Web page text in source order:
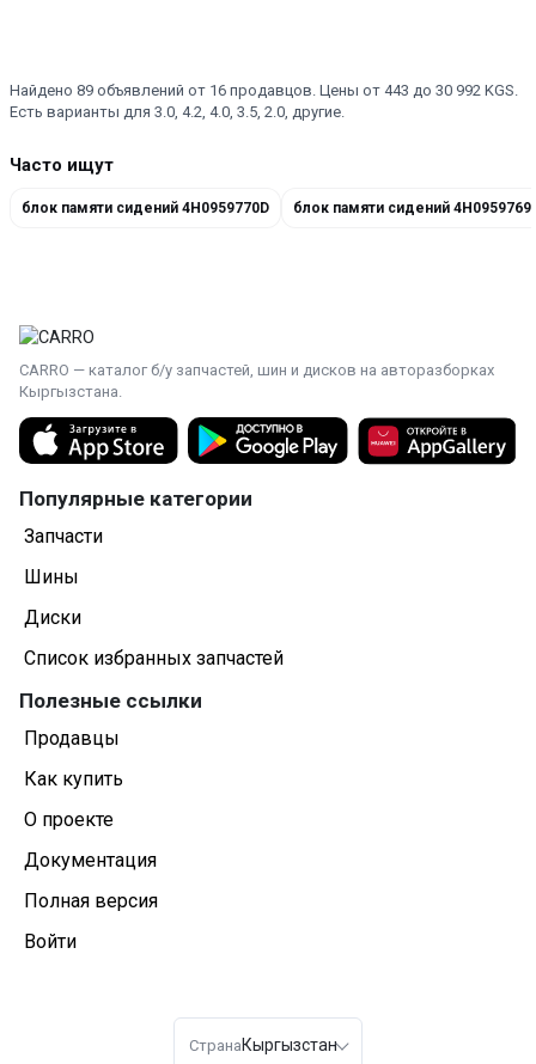
Найдено 89 объявлений от 16 продавцов. Цены от 443 до 30 992 KGS.
Есть варианты для 3.0, 4.2, 4.0, 3.5, 2.0, другие.
Часто ищут
блок памяти сидений 4H0959770D блок памяти сидений
CARRO — каталог б/у запчастей, шин и дисков на авторазборках
Кыргызстана.
Популярные категории
Запчасти
Шины
Диски
Список избранных запчастей
Полезные ссылки
Продавцы
Как купить
О проекте
Документация
Полная версия
Войти
Страна Кыргызстан